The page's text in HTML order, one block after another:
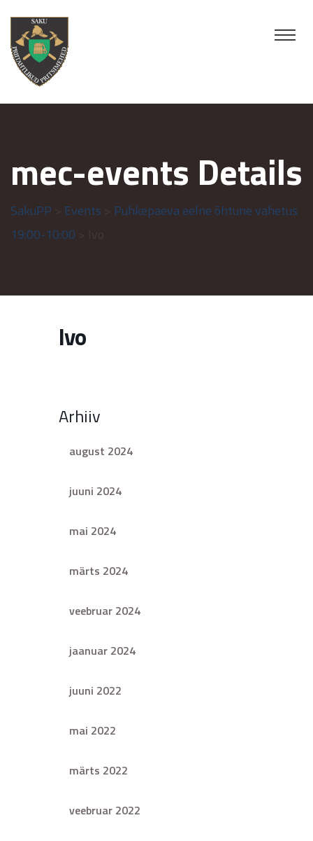
mec-events Details
SakuPP Events
Puhkepäeva eelne õhtune vahetus
19:00-10:00
Ivo
Arhiiv
august 2024
juuni 2024
mai 2024
märts 2024
veebruar 2024
jaanuar 2024
juuni 2022
mai 2022
märts 2022
veebruar 2022